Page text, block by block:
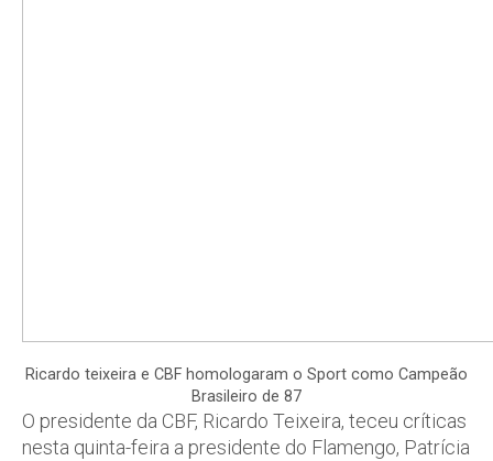
Ricardo teixeira e CBF homologaram o Sport como Campeão
Brasileiro de 87
O presidente da CBF, Ricardo Teixeira, teceu críticas
nesta quinta-feira a presidente do Flamengo, Patrícia